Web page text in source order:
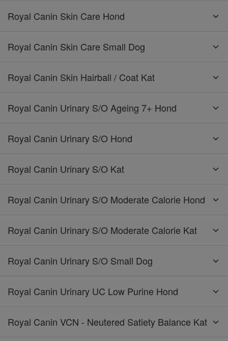
Royal Canin Skin Care Hond
Royal Canin Skin Care Small Dog
Royal Canin Skin Hairball / Coat Kat
Royal Canin Urinary S/O Ageing 7+ Hond
Royal Canin Urinary S/O Hond
Royal Canin Urinary S/O Kat
Royal Canin Urinary S/O Moderate Calorie Hond
Royal Canin Urinary S/O Moderate Calorie Kat
Royal Canin Urinary S/O Small Dog
Royal Canin Urinary UC Low Purine Hond
Royal Canin VCN - Neutered Satiety Balance Kat